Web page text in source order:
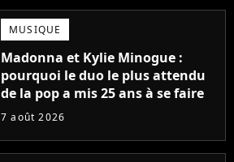
MUSIQUE
Madonna et Kylie Minogue :
pourquoi le duo le plus attendu
de la pop a mis 25 ans à se faire
7 août 2026